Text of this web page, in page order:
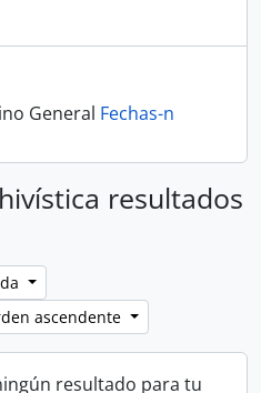
General Fechas-n
resultados
ascendente
resultado para tu